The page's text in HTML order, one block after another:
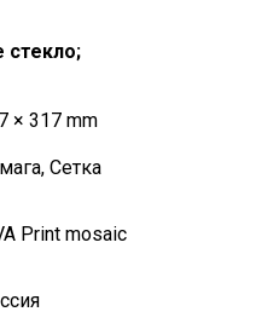
стекло;
× 317 mm
Сетка
Print mosaic